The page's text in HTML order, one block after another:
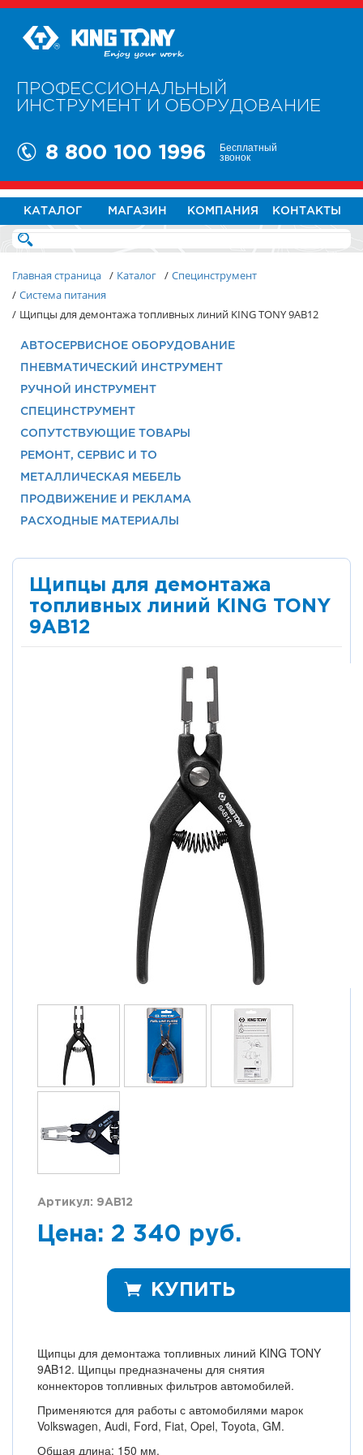
ПРОФЕССИОНАЛЬНЫЙ
ИНСТРУМЕНТ И ОБОРУДОВАНИЕ
8 800 100 1996 Бесплатный
звонок
КАТАЛОГ МАГАЗИН КОМПАНИЯ КОНТАКТЫ
Главная страница / Каталог / Специнструмент
/ Система питания
/ Щипцы для демонтажа топливных линий KING TONY 9AB12
АВТОСЕРВИСНОЕ ОБОРУДОВАНИЕ
ПНЕВМАТИЧЕСКИЙ ИНСТРУМЕНТ
РУЧНОЙ ИНСТРУМЕНТ
СПЕЦИНСТРУМЕНТ
СОПУТСТВУЮЩИЕ ТОВАРЫ
РЕМОНТ, СЕРВИС И ТО
МЕТАЛЛИЧЕСКАЯ МЕБЕЛЬ
ПРОДВИЖЕНИЕ И РЕКЛАМА
РАСХОДНЫЕ МАТЕРИАЛЫ
Щипцы для демонтажа
топливных линий KING TONY
9AB12
Артикул: 9AB12
Цена: 2 340 руб.
КУПИТЬ
Щипцы для демонтажа топливных линий KING TONY
9AB12. Щипцы предназначены для снятия
коннекторов топливных фильтров автомобилей.
Применяются для работы с автомобилями марок
Volkswagen, Audi, Ford, Fiat, Opel, Toyota, GM.
Общая длина: 150 мм.